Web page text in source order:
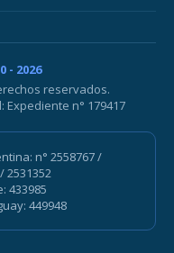
- 2026
reservados.
n° 179417
n° 2558767 /
2531352
433985
449948